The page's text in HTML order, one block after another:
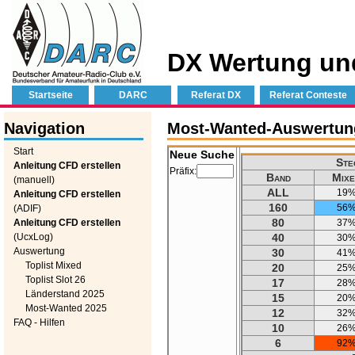
DX Wertung
Startseite DARC Referat DX Referat Conteste
Navigation
Start
Anleitung CFD erstellen
(manuell)
Anleitung CFD erstellen
(ADIF)
Anleitung CFD erstellen
(UcxLog)
Auswertung
Toplist Mixed
Toplist Slot 26
Länderstand 2025
Most-Wanted 2025
FAQ - Hilfen
Most-Wanted-
Neue Suche
Präfix:
Band
ALL
160
80
40
30
20
17
15
12
10
6